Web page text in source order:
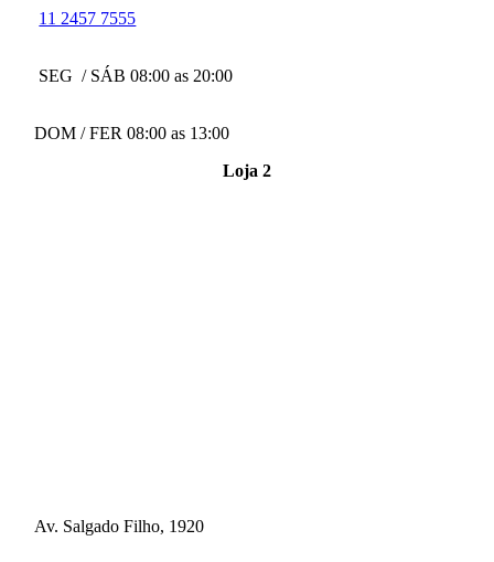
11 2457 7555
SEG / SÁB 08:00 as 20:00
DOM / FER 08:00 as 13:00
Loja 2
Av. Salgado Filho, 1920